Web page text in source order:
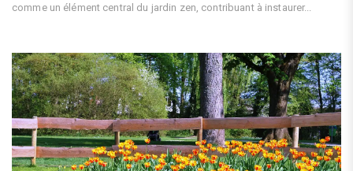
comme un élément central du jardin zen, contribuant à instaurer...